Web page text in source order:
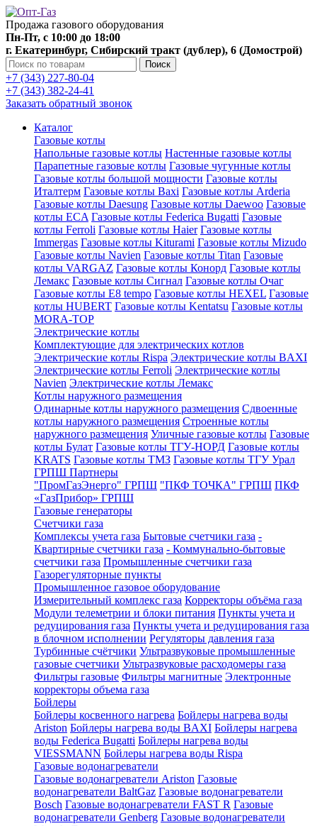
Продажа газового оборудования
Пн-Пт, с 10:00 до 18:00
г. Екатеринбург, Сибирский тракт (дублер), 6 (Домострой)
Поиск
+7 (343) 227-80-04
+7 (343) 382-24-41
Заказать обратный звонок
Каталог
Газовые котлы
Напольные газовые котлы Настенные газовые котлы
Парапетные газовые котлы Газовые чугунные котлы
Газовые котлы большой мощности Газовые котлы
Италтерм Газовые котлы Baxi Газовые котлы Arderia
Газовые котлы Daesung Газовые котлы Daewoo Газовые
котлы ECA Газовые котлы Federica Bugatti Газовые
котлы Ferroli Газовые котлы Haier Газовые котлы
Immergas Газовые котлы Kiturami Газовые котлы Mizudo
Газовые котлы Navien Газовые котлы Titan Газовые
котлы VARGAZ Газовые котлы Конорд Газовые котлы
Лемакс Газовые котлы Сигнал Газовые котлы Очаг
Газовые котлы E8 tempo Газовые котлы HEXEL Газовые
котлы HUBERT Газовые котлы Kentatsu Газовые котлы
MORA-TOP
Электрические котлы
Комплектующие для электрических котлов
Электрические котлы Rispa Электрические котлы BAXI
Электрические котлы Ferroli Электрические котлы
Navien Электрические котлы Лемакс
Котлы наружного размещения
Одинарные котлы наружного размещения Сдвоенные
котлы наружного размещения Строенные котлы
наружного размещения Уличные газовые котлы Газовые
котлы Булат Газовые котлы ТГУ-НОРД Газовые котлы
KRATS Газовые котлы ТМЗ Газовые котлы ТГУ Урал
ГРПШ Партнеры
"ПромГазЭнерго" ГРПШ "ПКФ ТОЧКА" ГРПШ ПКФ
«ГазПрибор» ГРПШ
Газовые генераторы
Счетчики газа
Комплексы учета газа Бытовые счетчики газа -
Квартирные счетчики газа - Коммунально-бытовые
счетчики газа Промышленные счетчики газа
Газорегуляторные пункты
Промышленное газовое оборудование
Измерительный комплекс газа Корректоры объёма газа
Модули телеметрии и блоки питания Пункты учета и
редуцирования газа Пункты учета и редуцирования газа
в блочном исполнении Регуляторы давления газа
Турбинные счётчики Ультразвуковые промышленные
газовые счетчики Ультразвуковые расходомеры газа
Фильтры газовые Фильтры магнитные Электронные
корректоры объема газа
Бойлеры
Бойлеры косвенного нагрева Бойлеры нагрева воды
Ariston Бойлеры нагрева воды BAXI Бойлеры нагрева
воды Federica Bugatti Бойлеры нагрева воды
VIESSMANN Бойлеры нагрева воды Rispa
Газовые водонагреватели
Газовые водонагреватели Ariston Газовые
водонагреватели BaltGaz Газовые водонагреватели
Bosch Газовые водонагреватели FAST R Газовые
водонагреватели Genberg Газовые водонагреватели